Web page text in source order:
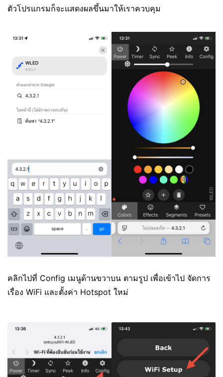
ตัวโปรแกรมก็จะแสดงผลขึ้นมาให้เราควบคุม
คลิกไปที่ Config เมนูด้านขวาบน ตามรูป เพื่อเข้าไป จัดการ
เรื่อง WiFi และตั้งค่า Hotspot ใหม่